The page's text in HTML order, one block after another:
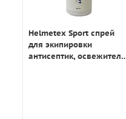
Helmetex Sport спрей
для экипировки
антисептик, освежитель